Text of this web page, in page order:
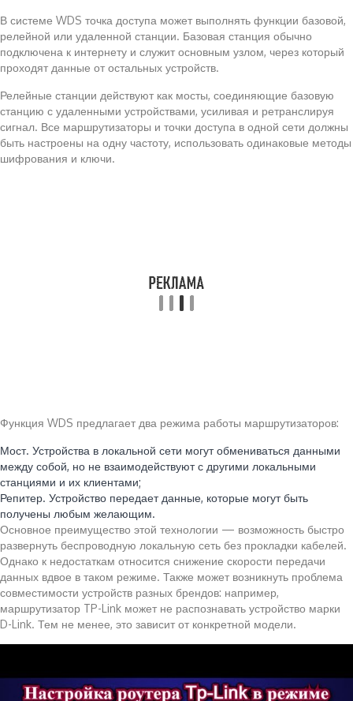
В системе WDS точка доступа может выполнять функции базовой,
релейной или удаленной станции. Базовая станция обычно
подключена к интернету и служит основным узлом, через который
проходят данные от остальных устройств.
Релейные станции действуют как мосты, соединяющие базовую
станцию с удаленными устройствами, усиливая и ретранслируя
сигнал. Все маршрутизаторы и точки доступа в одной сети должны
быть настроены на одну частоту, использовать одинаковые методы
шифрования и ключи.
Функция WDS предлагает два режима работы маршрутизаторов:
Мост. Устройства в локальной сети могут обмениваться данными
между собой, но не взаимодействуют с другими локальными
станциями и их клиентами;
Репитер. Устройство передает данные, которые могут быть
получены любым желающим.
Основное преимущество этой технологии — возможность быстро
развернуть беспроводную локальную сеть без прокладки кабелей.
Однако к недостаткам относится снижение скорости передачи
данных вдвое в таком режиме. Также может возникнуть проблема
совместимости устройств разных брендов: например,
маршрутизатор TP-Link может не распознавать устройство марки
D-Link. Тем не менее, это зависит от конкретной модели.